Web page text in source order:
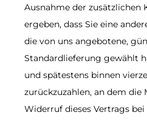
Ausnahme der zusätzlichen
ergeben, dass Sie eine
die von uns angebotene,
Standardlieferung gewählt
und spätestens binnen
zurückzuzahlen, an dem
Widerruf dieses Vertrags